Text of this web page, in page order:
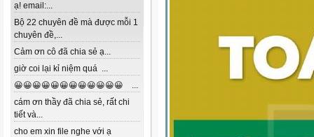
ạ! email:...
Bộ 22 chuyên đề mà được mỗi 1
chuyên đề,...
Cảm ơn cô đã chia sẻ ạ...
giờ coi lại kỉ niệm quá ...
😀😀😀😀😀😀😀😀😀😀😀😀 ...
cám ơn thầy đã chia sẻ, rất chi
tiết và...
cho em xin file nghe với ạ